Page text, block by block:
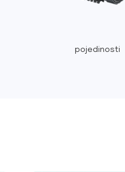
pojedinosti